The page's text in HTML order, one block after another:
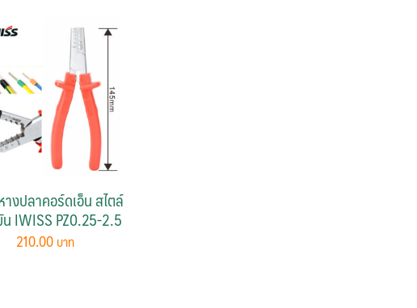
งปลาคอร์ดเอ็น สไตล์
น IWISS PZ0.25-2.5
210.00